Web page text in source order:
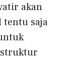
akan
tentu saja